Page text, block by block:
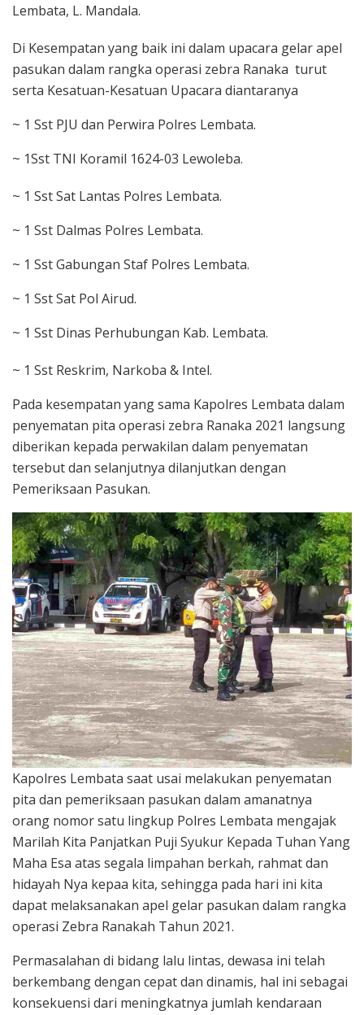
Lembata, L. Mandala.
Di Kesempatan yang baik ini dalam upacara gelar apel
pasukan dalam rangka operasi zebra Ranaka turut
serta Kesatuan-Kesatuan Upacara diantaranya
~ 1 Sst PJU dan Perwira Polres Lembata.
~ 1Sst TNI Koramil 1624-03 Lewoleba.
~ 1 Sst Sat Lantas Polres Lembata.
~ 1 Sst Dalmas Polres Lembata.
~ 1 Sst Gabungan Staf Polres Lembata.
~ 1 Sst Sat Pol Airud.
~ 1 Sst Dinas Perhubungan Kab. Lembata.
~ 1 Sst Reskrim, Narkoba & Intel.
Pada kesempatan yang sama Kapolres Lembata dalam
penyematan pita operasi zebra Ranaka 2021 langsung
diberikan kepada perwakilan dalam penyematan
tersebut dan selanjutnya dilanjutkan dengan
Pemeriksaan Pasukan.
Kapolres Lembata saat usai melakukan penyematan
pita dan pemeriksaan pasukan dalam amanatnya
orang nomor satu lingkup Polres Lembata mengajak
Marilah Kita Panjatkan Puji Syukur Kepada Tuhan Yang
Maha Esa atas segala limpahan berkah, rahmat dan
hidayah Nya kepaa kita, sehingga pada hari ini kita
dapat melaksanakan apel gelar pasukan dalam rangka
operasi Zebra Ranakah Tahun 2021.
Permasalahan di bidang lalu lintas, dewasa ini telah
berkembang dengan cepat dan dinamis, hal ini sebagai
konsekuensi dari meningkatnya jumlah kendaraan